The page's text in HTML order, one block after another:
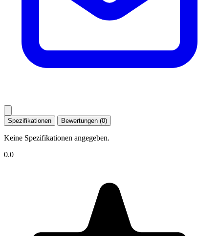
Spezifikationen Bewertungen (0)
Keine Spezifikationen angegeben.
0.0